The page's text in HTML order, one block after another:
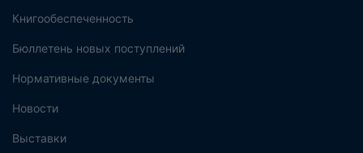
Книгообеспеченность
Бюллетень новых поступлений
Нормативные документы
Новости
Выставки